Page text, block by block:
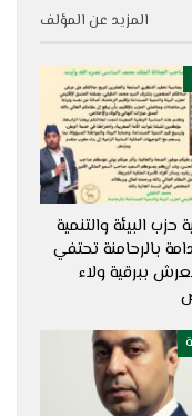
المزيد عن المؤلف
البيئة والتنمية
بالرحامنة تحتفي
ببرقية ولاء